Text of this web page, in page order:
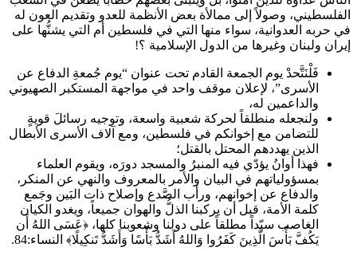
الفلسطيني، وصولاً إلى ممالأة بعض الأنظمة للعدو وتقديم العون له
في حربه العدوانية، سواء منها التي في فلسطين أم التي يشنُّها على
إيران ولبنان وغيرها من الدول الإسلامية ؟!
فَلْنَتَّحدْ يوم الجمعة القادم تحت عنوان “يوم جُمعةِ الدفاع عن
الأسرى”، لإعلان موقف واحد في مواجهة المستكبر الصهيوني
والداعمين له،
ولنجعله منطلقاً لحركة شعبية واسعة، وتوجيه رسائلَ قويةٍ
للتضامن مع إخوانكم في فلسطين، ومع آلاف الأسرى الأبطال
الذين يهددهم المحتل بالقتل؛
فهذا أوانُ يؤدّي فيه المنبرُ والمسجد دورَه، ويقوم العلماء
بمسؤولياتهم في البيان والأمر بالمعروف والنهي عن المنكر،
والدفاع عن إخوانهم، ورأب الصَّدع وإصلاح ذات البَين وجَمع
كلمة الأمة، قبل أن يركبنا الذلُّ والهوان جميعاً، ويغدو الكيان
الغاصب سيّداً مطلقاً على دولنا وشعوبنا كلها، ﴿عَسَى اللهُ أَن
يَكُفَّ بَأْسَ الَّذِينَ كَفَرُوا وَاللهُ أَشَدُّ بَأْسًا وَأَشَدُّ تَنكِيلًا﴾ النساء:84.